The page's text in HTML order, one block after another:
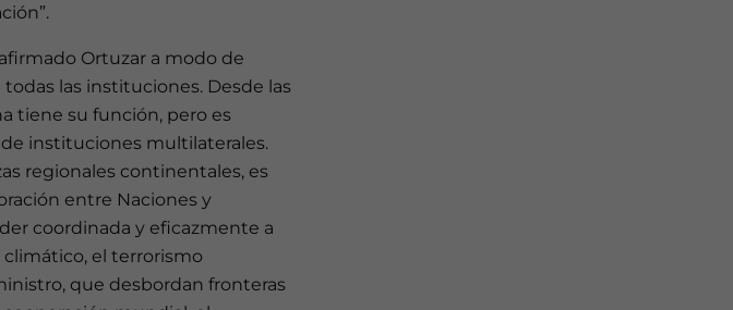
Ortuzar a modo de
las instituciones. Desde las
tiene su función, pero es
instituciones multilaterales.
regionales continentales, es
entre Naciones y
coordinada y eficazmente a
el terrorismo
que desbordan fronteras